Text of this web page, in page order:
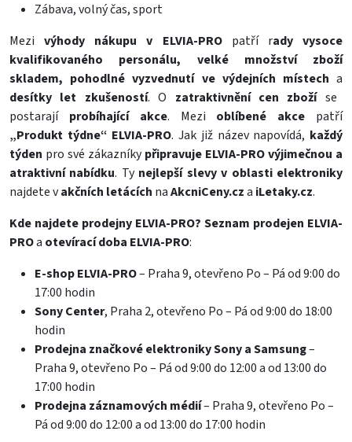
Zábava, volný čas, sport
Mezivýhody nákupu v ELVIA-PROpatří rady vysoce
kvalifikovaného personálu, velké množství zboží
skladem, pohodlné vyzvednutí ve výdejních místech a
desítky let zkušeností. O zatraktivnění cen zboží se
postarají probíhající akce. Mezi oblíbené akce patří
„Produkt týdne“ ELVIA-PRO. Jak již název napovídá, každý
týden pro své zákazníkypřipravuje ELVIA-PRO výjimečnou a
atraktivní nabídku. Ty nejlepší slevy v oblasti elektroniky
najdete vakčních letácích naAkcniCeny.cza iLetaky.cz.
Kde najdete prodejny ELVIA-PRO? Seznam prodejen ELVIA-
PROa otevírací doba ELVIA-PRO:
E-shop ELVIA-PRO– Praha 9, otevřeno Po – Pá od 9:00 do
17:00 hodin
Sony Center, Praha 2, otevřeno Po – Pá od 9:00 do 18:00
hodin
Prodejna značkové elektroniky Sony a Samsung–
Praha 9, otevřeno Po – Pá od 9:00 do 12:00 a od 13:00 do
17:00 hodin
Prodejna záznamových médií– Praha 9, otevřeno Po –
Pá od 9:00 do 12:00 a od 13:00 do 17:00 hodin